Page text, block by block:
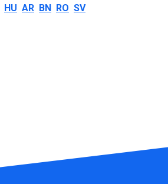
HU AR BN RO SV